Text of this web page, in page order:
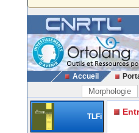
Accueil
Morphologie
TLFi